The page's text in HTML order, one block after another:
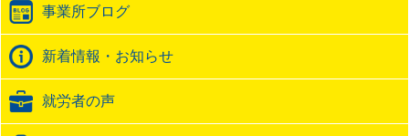
ッ
ク
バ
ッ
URL
事業所ブログ
新着情報・お知らせ
就労者の声